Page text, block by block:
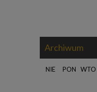
Archiwum
NIE PON WTO